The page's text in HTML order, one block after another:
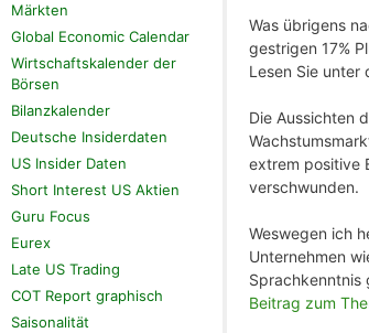
Was übrigens
gestrigen 17%
Lesen Sie unter
Die Aussichten
extrem positive
verschwunden.
Weswegen ich
Unternehmen
Sprachkenntnis
Beitrag zum
Märkten
Global Economic Calendar
Wirtschaftskalender der
Börsen
Bilanzkalender
Deutsche Insiderdaten
US Insider Daten
Short Interest US Aktien
Guru Focus
Eurex
Late US Trading
COT Report graphisch
Saisonalität